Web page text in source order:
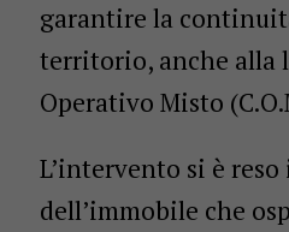
garantire la
territorio, anche alla
Operativo Misto
L’intervento si è
dell’immobile che